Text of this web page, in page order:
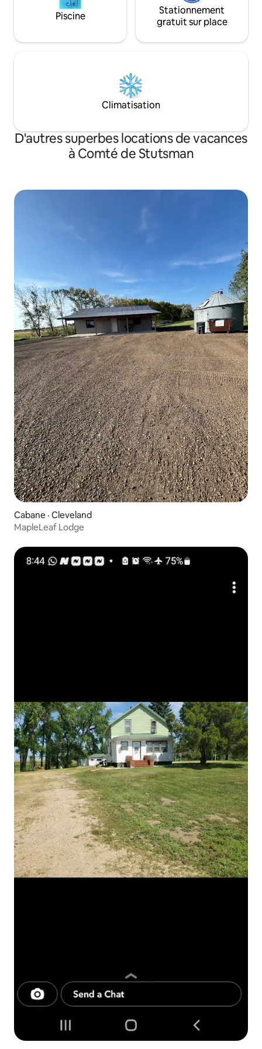
Piscine
Stationnement
gratuit sur place
Climatisation
D'autres superbes locations de vacances
à Comté de Stutsman
Cabane · Cleveland
MapleLeaf Lodge